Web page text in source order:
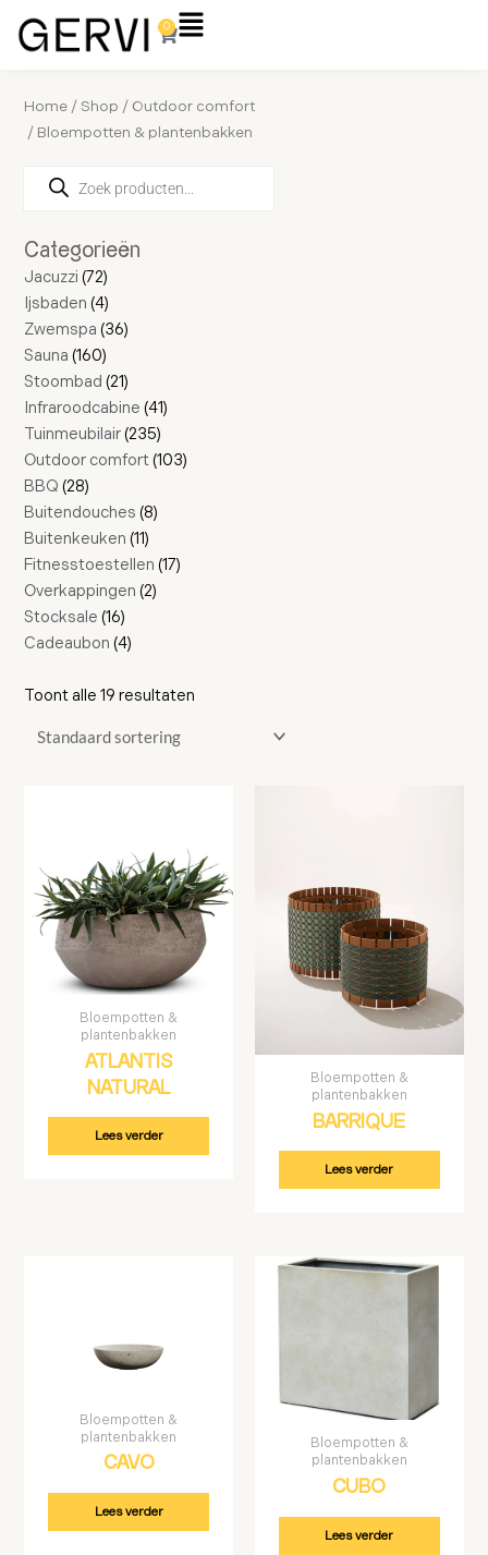
naar
0
Winkelwagen
Flyout
Home /Shop /Outdoor comfort
/ Bloempotten & plantenbakken
zoeken
Categorieën
Jacuzzi 72
producten
Ijsbaden 4
producten
Zwemspa 36
producten
Sauna 160
producten
Stoombad 21
producten
Infraroodcabine 41
producten
Tuinmeubilair 235
producten
Outdoor comfort 103
producten
BBQ 28
producten
Buitendouches 8
producten
Buitenkeuken 11
producten
Fitnesstoestellen 17
producten
Overkappingen 2
producten
Stocksale 16
producten
Cadeaubon 4
producten
Toont alle 19 resultaten
Bloempotten &
plantenbakken
ATLANTIS
NATURAL
Lees verder
Bloempotten &
plantenbakken
BARRIQUE
Lees verder
Bloempotten &
plantenbakken
CAVO
Lees verder
Bloempotten &
plantenbakken
CUBO
Lees verder